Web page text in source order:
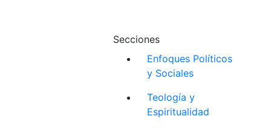
Secciones
Enfoques Políticos
y Sociales
Teología y
Espiritualidad